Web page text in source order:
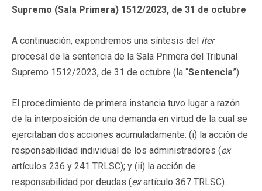
Supremo (Sala Primera) 1512/2023, de 31 de octubre
A continuación, expondremos una síntesis del iter
procesal de la sentencia de la Sala Primera del Tribunal
Supremo 1512/2023, de 31 de octubre (la “Sentencia”).
El procedimiento de primera instancia tuvo lugar a razón
de la interposición de una demanda en virtud de la cual se
ejercitaban dos acciones acumuladamente: (i) la acción de
responsabilidad individual de los administradores (ex
artículos 236 y 241 TRLSC); y (ii) la acción de
responsabilidad por deudas (exartículo 367 TRLSC).